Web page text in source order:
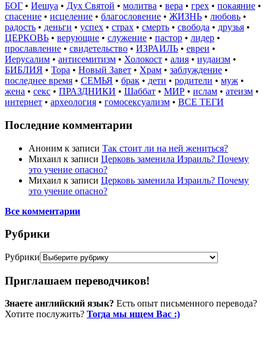
БОГ • Иешуа • Дух Святой • молитва • вера • грех • покаяние •
спасение • исцеление • благословение • ЖИЗНЬ • любовь •
радость • деньги • успех • страх • смерть • свобода • друзья •
ЦЕРКОВЬ • верующие • служение • пастор • лидер •
прославление • свидетельство • ИЗРАИЛЬ • евреи •
Иерусалим • антисемитизм • Холокост • алия • иудаизм •
БИБЛИЯ • Тора • Новый Завет • Храм • заблуждение •
последнее время • СЕМЬЯ • брак • дети • родители • муж •
жена • секс • ПРАЗДНИКИ • Шаббат • МИР • ислам • атеизм •
интернет • археология • гомосексуализм • ВСЕ ТЕГИ
Последние комментарии
Аноним к записи Так стоит ли на ней жениться?
Михаил к записи Церковь заменила Израиль? Почему
это учение опасно?
Михаил к записи Церковь заменила Израиль? Почему
это учение опасно?
Все комментарии
Рубрики
Рубрики
Приглашаем переводчиков!
Знаете английский язык? Есть опыт письменного перевода?
Хотите послужить? Тогда мы ищем Вас :)